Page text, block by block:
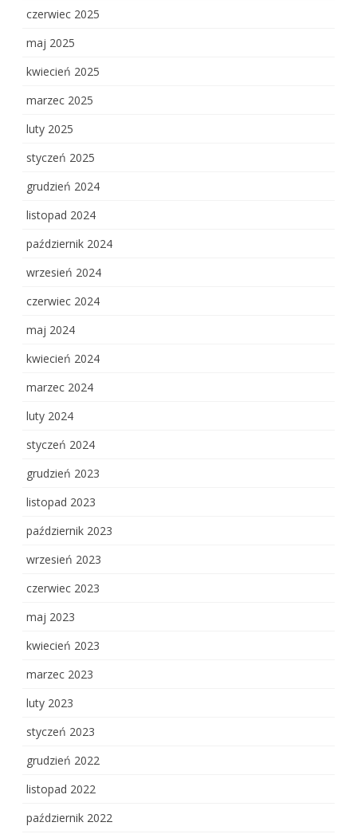
czerwiec 2025
maj 2025
kwiecień 2025
marzec 2025
luty 2025
styczeń 2025
grudzień 2024
listopad 2024
październik 2024
wrzesień 2024
czerwiec 2024
maj 2024
kwiecień 2024
marzec 2024
luty 2024
styczeń 2024
grudzień 2023
listopad 2023
październik 2023
wrzesień 2023
czerwiec 2023
maj 2023
kwiecień 2023
marzec 2023
luty 2023
styczeń 2023
grudzień 2022
listopad 2022
październik 2022